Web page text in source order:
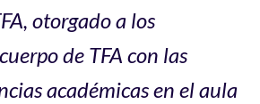
otorgado a los
de TFA con las
académicas en el aula